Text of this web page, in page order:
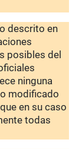
descrito en
posibles del
ninguna
modificado
en su caso
todas